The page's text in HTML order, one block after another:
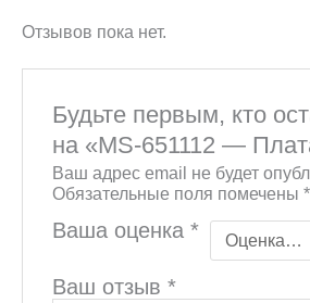
Отзывов пока нет.
Будьте первым, кто
на «MS-651112 —
Ваш адрес email не будет
Обязательные поля помечены*
Ваша оценка*
Ваш отзыв*